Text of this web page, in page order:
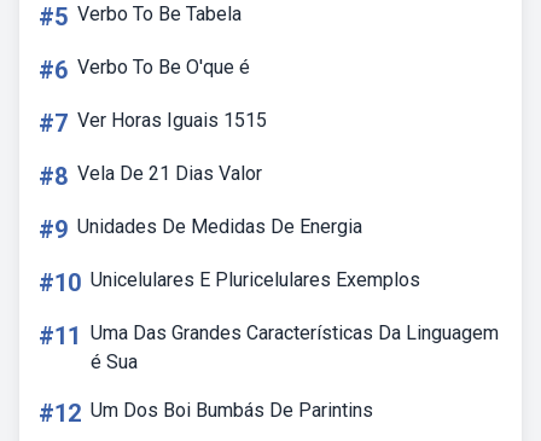
#5 Verbo To Be Tabela
#6 Verbo To Be O'que é
#7 Ver Horas Iguais 1515
#8 Vela De 21 Dias Valor
#9 Unidades De Medidas De Energia
#10 Unicelulares E Pluricelulares Exemplos
#11 Uma Das Grandes Características Da Linguagem
é Sua
#12 Um Dos Boi Bumbás De Parintins